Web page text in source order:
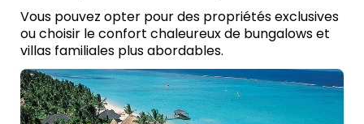
Vous pouvez opter pour des propriétés exclusives
ou choisir le confort chaleureux de bungalows et
villas familiales plus abordables.